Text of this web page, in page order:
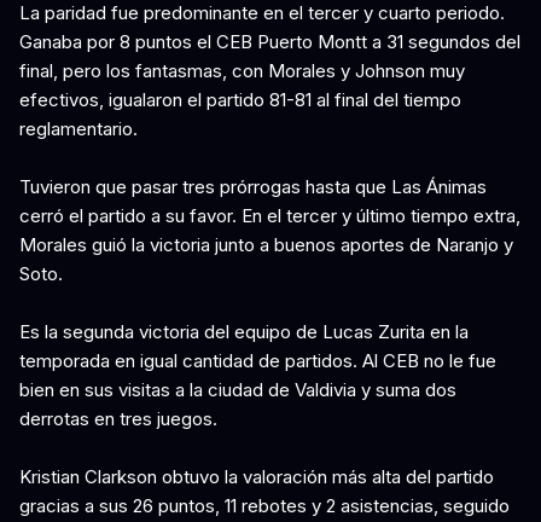
La paridad fue predominante en el tercer y cuarto periodo.
Ganaba por 8 puntos el CEB Puerto Montt a 31 segundos del
final, pero los fantasmas, con Morales y Johnson muy
efectivos, igualaron el partido 81-81 al final del tiempo
reglamentario.
Tuvieron que pasar tres prórrogas hasta que Las Ánimas
cerró el partido a su favor. En el tercer y último tiempo extra,
Morales guió la victoria junto a buenos aportes de Naranjo y
Soto.
Es la segunda victoria del equipo de Lucas Zurita en la
temporada en igual cantidad de partidos. Al CEB no le fue
bien en sus visitas a la ciudad de Valdivia y suma dos
derrotas en tres juegos.
Kristian Clarkson obtuvo la valoración más alta del partido
gracias a sus 26 puntos, 11 rebotes y 2 asistencias, seguido